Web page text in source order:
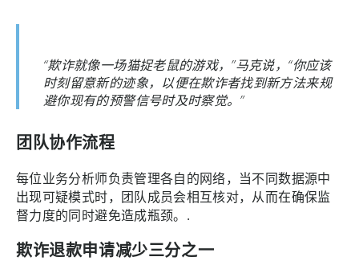
“欺诈就像一场猫捉老鼠的游戏，”马克说，“你应该
时刻留意新的迹象，以便在欺诈者找到新方法来规
避你现有的预警信号时及时察觉。”
团队协作流程
每位业务分析师负责管理各自的网络，当不同数据源中
出现可疑模式时，团队成员会相互核对，从而在确保监
督力度的同时避免造成瓶颈。.
欺诈退款申请减少三分之一